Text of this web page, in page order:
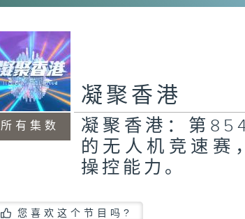
所有集数
凝聚香港
凝聚香港：第
的无人机竞速赛
操控能力。
您喜欢这个节目吗?